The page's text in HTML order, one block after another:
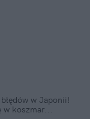
w Japonii!
w koszmar...